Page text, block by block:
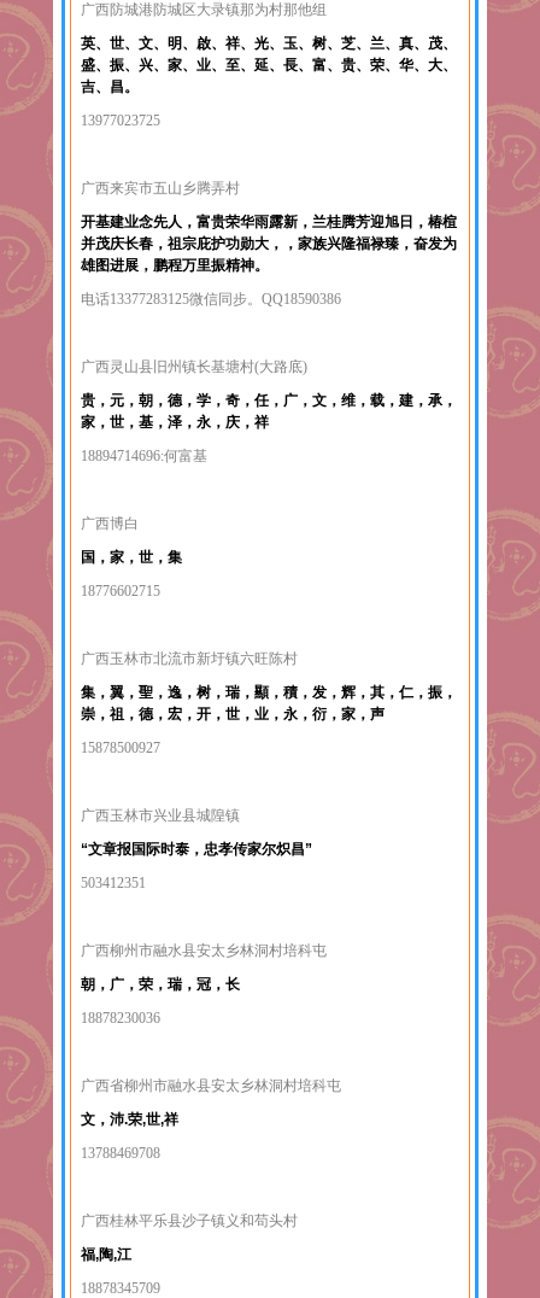
广西防城港防城区大录镇那为村那他组
英、世、文、明、啟、祥、光、玉、树、芝、兰、真、茂、
盛、振、兴、家、业、至、延、長、富、贵、荣、华、大、
吉、昌。
13977023725
广西来宾市五山乡腾弄村
开基建业念先人，富贵荣华雨露新，兰桂腾芳迎旭日，椿楦
并茂庆长春，祖宗庇护功勋大，，家族兴隆福禄臻，奋发为
雄图进展，鹏程万里振精神。
电话13377283125微信同步。QQ18590386
广西灵山县旧州镇长基塘村(大路底)
贵，元，朝，德，学，奇，任，广，文，维，载，建，承，
家，世，基，泽，永，庆，祥
18894714696:何富基
广西博白
国，家，世，集
18776602715
广西玉林市北流市新圩镇六旺陈村
集，翼，聖，逸，树，瑞，顯，積，发，辉，其，仁，振，
崇，祖，德，宏，开，世，业，永，衍，家，声
15878500927
广西玉林市兴业县城隍镇
“文章报国际时泰， 忠孝传家尔炽昌”
503412351
广西柳州市融水县安太乡林洞村培科屯
朝，广，荣，瑞，冠，长
18878230036
广西省柳州市融水县安太乡林洞村培科屯
文，沛.荣,世,祥
13788469708
广西桂林平乐县沙子镇义和苟头村
福,陶,江
18878345709